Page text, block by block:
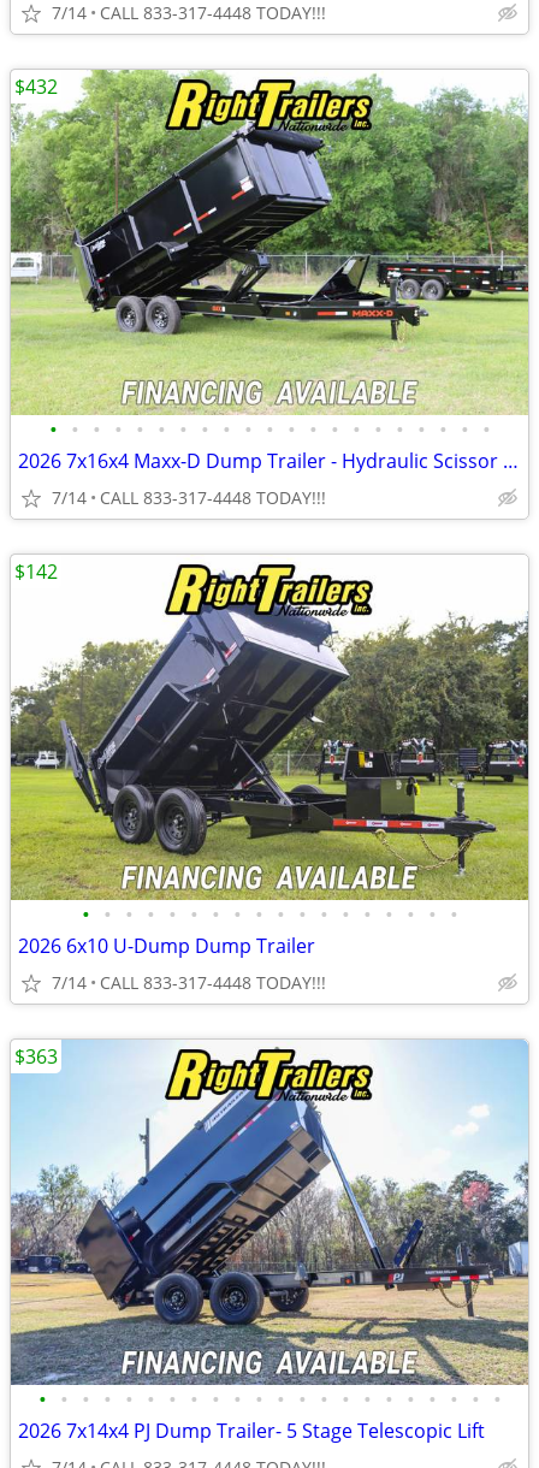
7/14 CALL 833-317-4448 TODAY!!!
• • • • • • • • • • • • • • • • • • • • •
2026 7x16x4 Maxx-D Dump Trailer - Hydraulic Scissor lift
7/14 CALL 833-317-4448 TODAY!!!
$432
• • • • • • • • • • • • • • • • • •
2026 6x10 U-Dump Dump Trailer
7/14 CALL 833-317-4448 TODAY!!!
$142
• • • • • • • • • • • • • • • • • • • • • •
2026 7x14x4 PJ Dump Trailer- 5 Stage Telescopic Lift
$363